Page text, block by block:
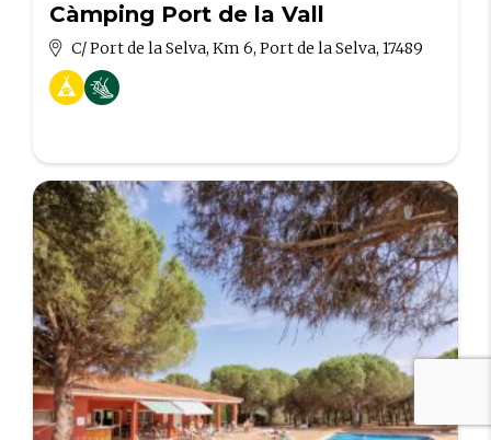
Càmping Port de la Vall
C/ Port de la Selva, Km 6, Port de la Selva, 17489